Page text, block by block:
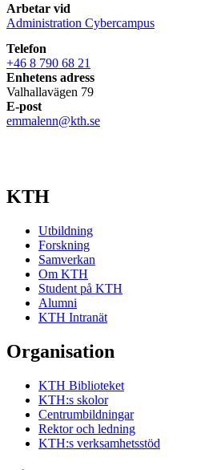
Arbetar vid
Administration Cybercampus
Telefon
+46 8 790 68 21
Enhetens adress
Valhallavägen 79
E-post
emmalenn@kth.se
KTH
Utbildning
Forskning
Samverkan
Om KTH
Student på KTH
Alumni
KTH Intranät
Organisation
KTH Biblioteket
KTH:s skolor
Centrumbildningar
Rektor och ledning
KTH:s verksamhetsstöd